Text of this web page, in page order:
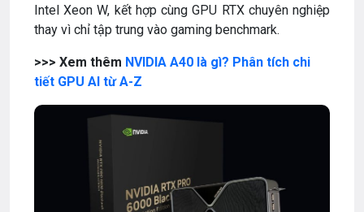
Intel Xeon W, kết hợp cùng GPU RTX chuyên nghiệp
thay vì chỉ tập trung vào gaming benchmark.
>>> Xem thêm NVIDIA A40 là gì? Phân tích chi
tiết GPU AI từ A-Z